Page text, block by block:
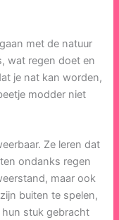
met de natuur
wat regen doet en
je nat kan worden,
modder niet
Ze leren dat
ondanks regen
maar ook
buiten te spelen,
hun stuk gebracht